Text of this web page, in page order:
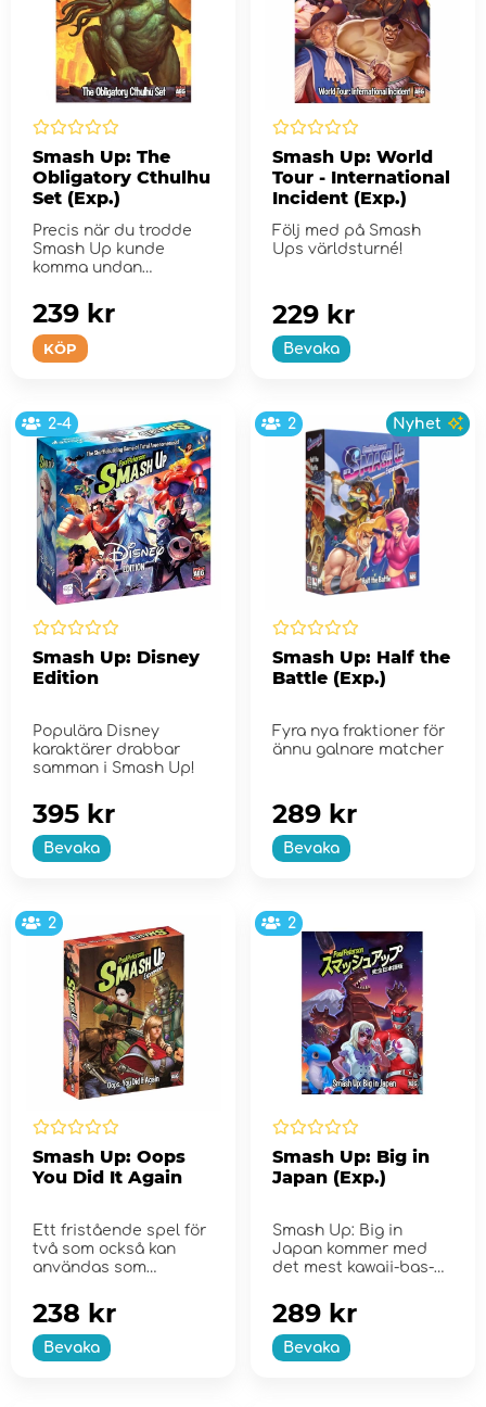
Smash Up: The
Obligatory Cthulhu
Set (Exp.)
Precis när du trodde
Smash Up kunde
komma undan…
KÖP
239 kr
Smash Up: World
Tour - International
Incident (Exp.)
Följ med på Smash
Ups världsturné!
Bevaka
229 kr
2-4
Smash Up: Disney
Edition
Populära Disney
karaktärer drabbar
samman i Smash Up!
Bevaka
395 kr
2 Nyhet
Smash Up: Half the
Battle (Exp.)
Fyra nya fraktioner för
ännu galnare matcher
Bevaka
289 kr
2
Smash Up: Oops
You Did It Again
Ett fristående spel för
två som också kan
användas som
Bevaka
238 kr
2
Smash Up: Big in
Japan (Exp.)
Smash Up: Big in
Japan kommer med
det mest kawaii-bas-
Smash Up
Bevaka
289 kr